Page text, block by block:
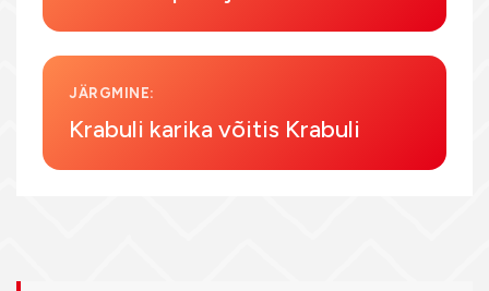
JÄRGMINE:
Krabuli karika võitis Krabuli